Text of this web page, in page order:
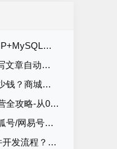
/学校多场景通用
统的定制开发
序开发收费标准
账号网易搜索知乎百家号
的流量与排名解析
的5大实战场景解析